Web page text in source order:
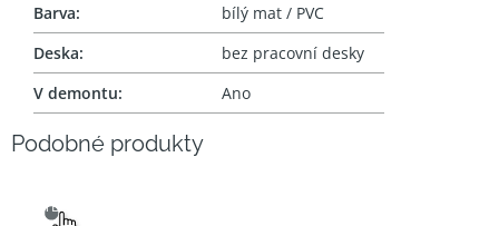
Barva:
bílý mat / PVC
Deska:
bez pracovní desky
V demontu: Ano
VÝBĚR